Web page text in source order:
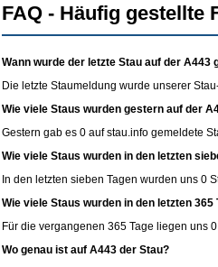
FAQ - Häufig gestellte
Wann wurde der letzte Stau auf der A443
Die letzte Staumeldung wurde unserer
Wie viele Staus wurden gestern auf der
Gestern gab es 0 aufstau.info gemeldete
Wie viele Staus wurden in den letzten
In den letzten sieben Tagen wurden uns 0
Wie viele Staus wurden in den letzten
Für die vergangenen 365 Tage liegen uns
Wo genau ist auf A443 der Stau?